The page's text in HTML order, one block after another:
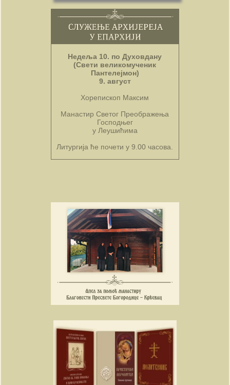
Недеља 10. по Духовдану
(Свети великомученик
Пантелејмон)
9. август
Хорепископ Максим
Манастир Светог Преображења
Господњег
у Леушићима
Литургија ће почети у 9.00 часова.